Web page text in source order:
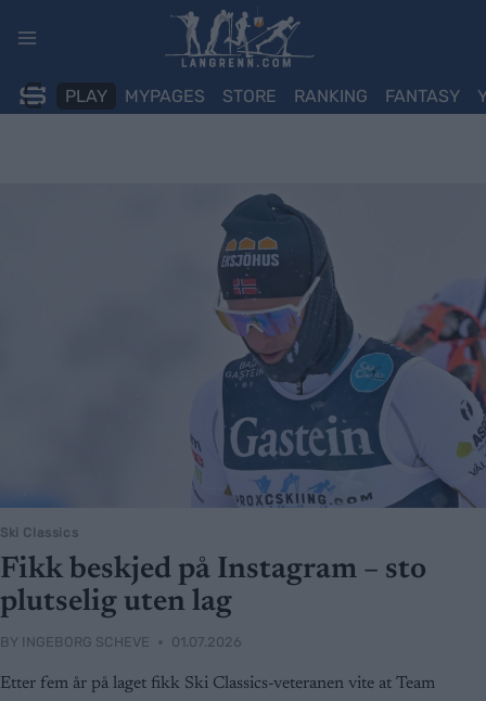
PLAY MYPAGES STORE RANKING FANTASY
Ski Classics
Fikk beskjed på Instagram – sto
plutselig uten lag
BY INGEBORG SCHEVE 01.07.2026
Etter fem år på laget fikk Ski Classics-veteranen vite at Team